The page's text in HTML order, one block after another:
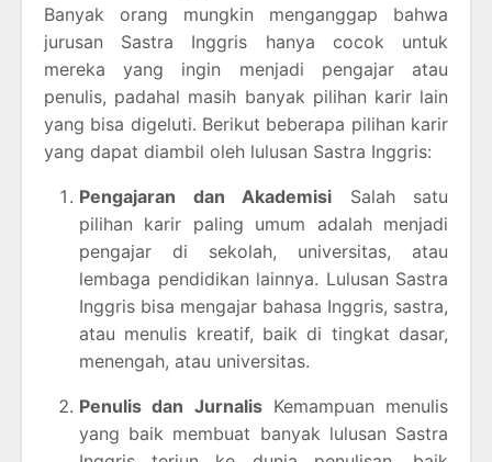
Banyak orang mungkin menganggap bahwa
jurusan Sastra Inggris hanya cocok untuk
mereka yang ingin menjadi pengajar atau
penulis, padahal masih banyak pilihan karir lain
yang bisa digeluti. Berikut beberapa pilihan karir
yang dapat diambil oleh lulusan Sastra Inggris:
Pengajaran dan Akademisi Salah satu
pilihan karir paling umum adalah menjadi
pengajar di sekolah, universitas, atau
lembaga pendidikan lainnya. Lulusan Sastra
Inggris bisa mengajar bahasa Inggris, sastra,
atau menulis kreatif, baik di tingkat dasar,
menengah, atau universitas.
Penulis dan JurnalisKemampuan menulis
yang baik membuat banyak lulusan Sastra